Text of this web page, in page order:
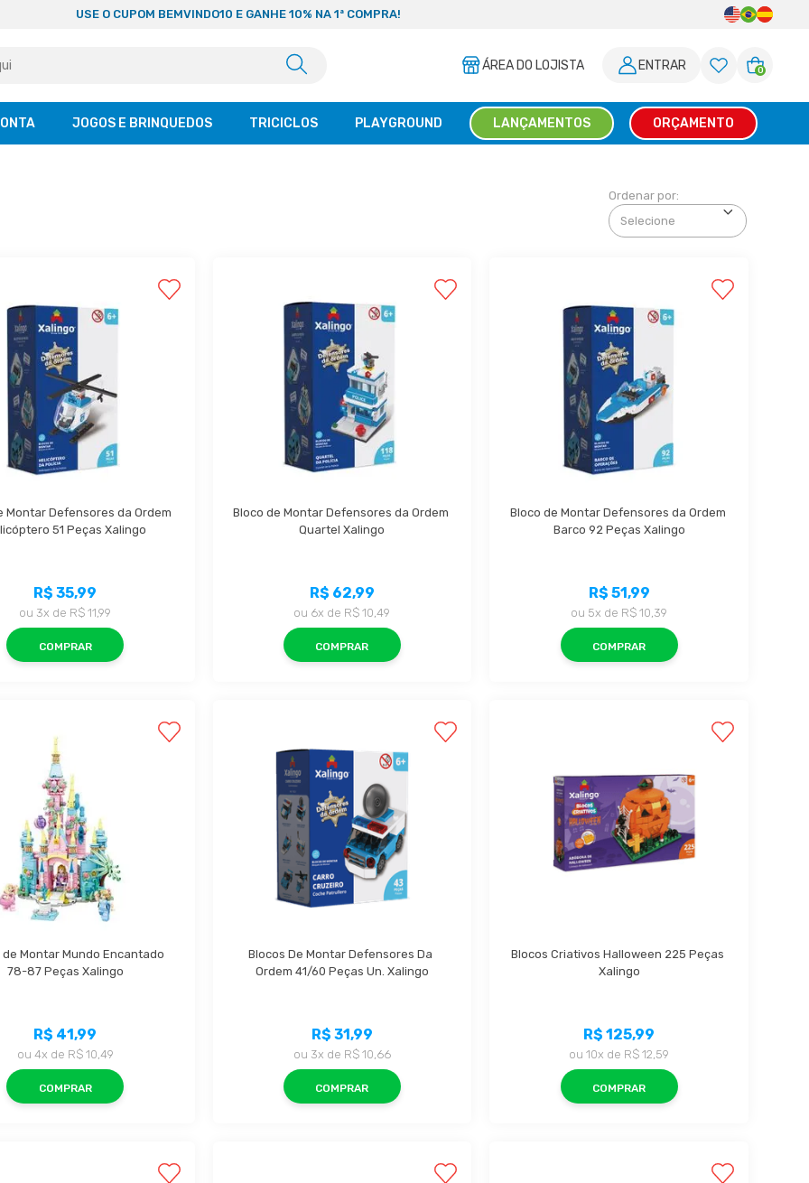
USE O CUPOM BEMVINDO10 E GANHE 10% NA 1ª COMPRA!
ÁREA DO LOJISTA ENTRAR 0
JOGOS E BRINQUEDOS TRICICLOS PLAYGROUND LANÇAMENTOS ORÇAMENTO
Ordenar por:
Montar Defensores da Ordem
51 Peças Xalingo
R$ 35,99
ou 3x de R$ 11,99
COMPRAR
Bloco de Montar Defensores da Ordem
Quartel Xalingo
R$ 62,99
ou 6x de R$ 10,49
COMPRAR
Bloco de Montar Defensores da Ordem
Barco 92 Peças Xalingo
R$ 51,99
ou 5x de R$ 10,39
COMPRAR
de Montar Mundo Encantado
78-87 Peças Xalingo
R$ 41,99
ou 4x de R$ 10,49
COMPRAR
Blocos De Montar Defensores Da
Ordem 41/60 Peças Un. Xalingo
R$ 31,99
ou 3x de R$ 10,66
COMPRAR
Blocos Criativos Halloween 225 Peças
Xalingo
R$ 125,99
ou10x de R$ 12,59
COMPRAR